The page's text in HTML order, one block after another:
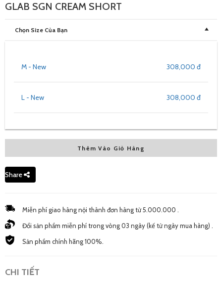
GLAB SGN CREAM SHORT
Chọn Size Của Bạn
308,000 đ
M - New
308,000 đ
L - New
Thêm Vào Giỏ Hàng
Share
Miễn phí giao hàng nội thành đơn hàng từ 5.000.000 .
Đổi sản phẩm miễn phí trong vòng 03 ngày (kế từ ngày mua hàng) .
Sản phẩm chính hãng 100%.
CHI TIẾT